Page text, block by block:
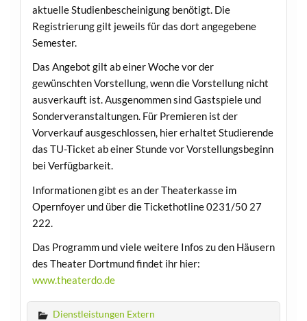
aktuelle Studienbescheinigung benötigt. Die
Registrierung gilt jeweils für das dort angegebene
Semester.
Das Angebot gilt ab einer Woche vor der
gewünschten Vorstellung, wenn die Vorstellung nicht
ausverkauft ist. Ausgenommen sind Gastspiele und
Sonderveranstaltungen. Für Premieren ist der
Vorverkauf ausgeschlossen, hier erhaltet Studierende
das TU-Ticket ab einer Stunde vor Vorstellungsbeginn
bei Verfügbarkeit.
Informationen gibt es an der Theaterkasse im
Opernfoyer und über die Tickethotline 0231/50 27
222.
Das Programm und viele weitere Infos zu den Häusern
des Theater Dortmund findet ihr hier:
www.theaterdo.de
Dienstleistungen Extern